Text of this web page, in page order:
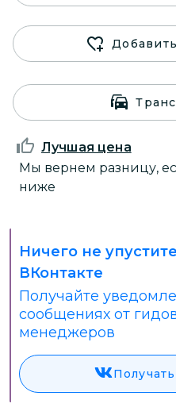
Лучшая цена
Мы вернем разницу,
ниже
Ничего не
ВКонтакте
Получайте
сообщениях от
менеджеров